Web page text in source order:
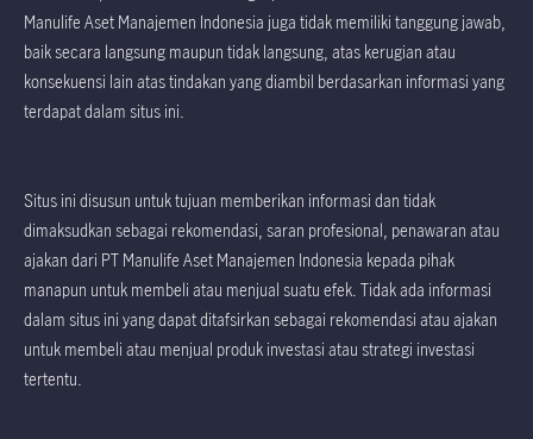
Manulife Aset Manajemen Indonesia juga tidak memiliki tanggung jawab,
baik secara langsung maupun tidak langsung, atas kerugian atau
konsekuensi lain atas tindakan yang diambil berdasarkan informasi yang
terdapat dalam situs ini.
Situs ini disusun untuk tujuan memberikan informasi dan tidak
dimaksudkan sebagai rekomendasi, saran profesional, penawaran atau
ajakan dari PT Manulife Aset Manajemen Indonesia kepada pihak
manapun untuk membeli atau menjual suatu efek. Tidak ada informasi
dalam situs ini yang dapat ditafsirkan sebagai rekomendasi atau ajakan
untuk membeli atau menjual produk investasi atau strategi investasi
tertentu.